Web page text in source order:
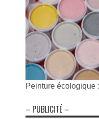
Peinture écologique
– PUBLICITÉ –